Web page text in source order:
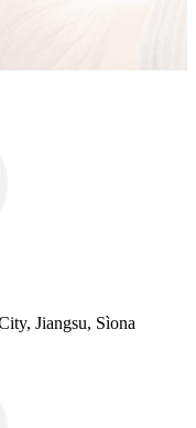
Jiangsu, Sìona